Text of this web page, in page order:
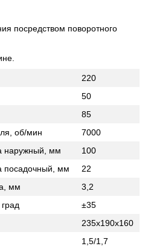
посредством поворотного
220
50
85
об/мин
7000
наружный, мм
100
посадочный, мм
22
мм
3,2
±35
235х190х160
1,5/1,7